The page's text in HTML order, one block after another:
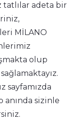
adeta bir
MİLANO
olup
sayfamızda
anında sizinle